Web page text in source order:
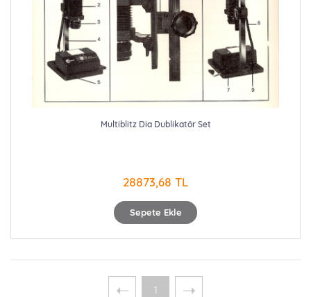
Sepete Ekle
Multiblitz Dia Dublikatör Set
28873,68 TL
1